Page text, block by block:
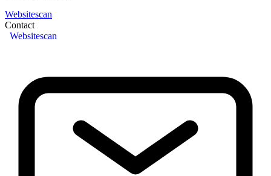
Websitescan
Websitescan
Contact